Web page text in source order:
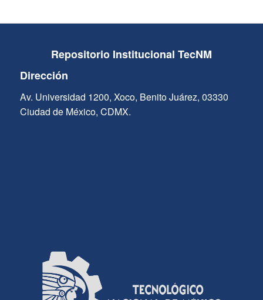
Repositorio Institucional TecNM
Dirección
Av. Universidad 1200, Xoco, Benito Juárez, 03330
Ciudad de México, CDMX.